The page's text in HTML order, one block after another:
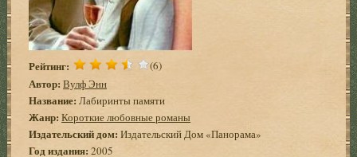
Рейтинг: (6)
Автор: Вулф Энн
Название: Лабиринты памяти
Жанр: Короткие любовные романы
Издательский дом: Издательский Дом «Панорама»
Год издания: 2005